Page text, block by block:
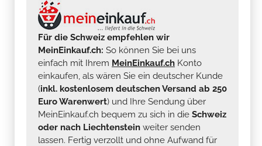
Für die Schweiz empfehlen wir
MeinEinkauf.ch: So können Sie bei uns
einfach mit Ihrem MeinEinkauf.ch Konto
einkaufen, als wären Sie ein deutscher Kunde
(inkl. kostenlosem deutschen Versand ab 250
Euro Warenwert) und Ihre Sendung über
MeinEinkauf.ch bequem zu sich in die Schweiz
oder nach Liechtenstein weiter senden
lassen. Fertig verzollt und ohne Aufwand für